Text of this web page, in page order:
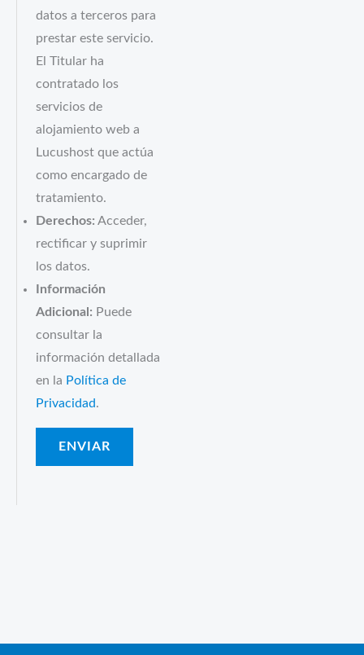
datos a terceros para
prestar este servicio.
El Titular ha
contratado los
servicios de
alojamiento web a
Lucushost que actúa
como encargado de
tratamiento.
Derechos: Acceder,
rectificar y suprimir
los datos.
Información
Adicional: Puede
consultar la
información detallada
en la Política de
Privacidad .